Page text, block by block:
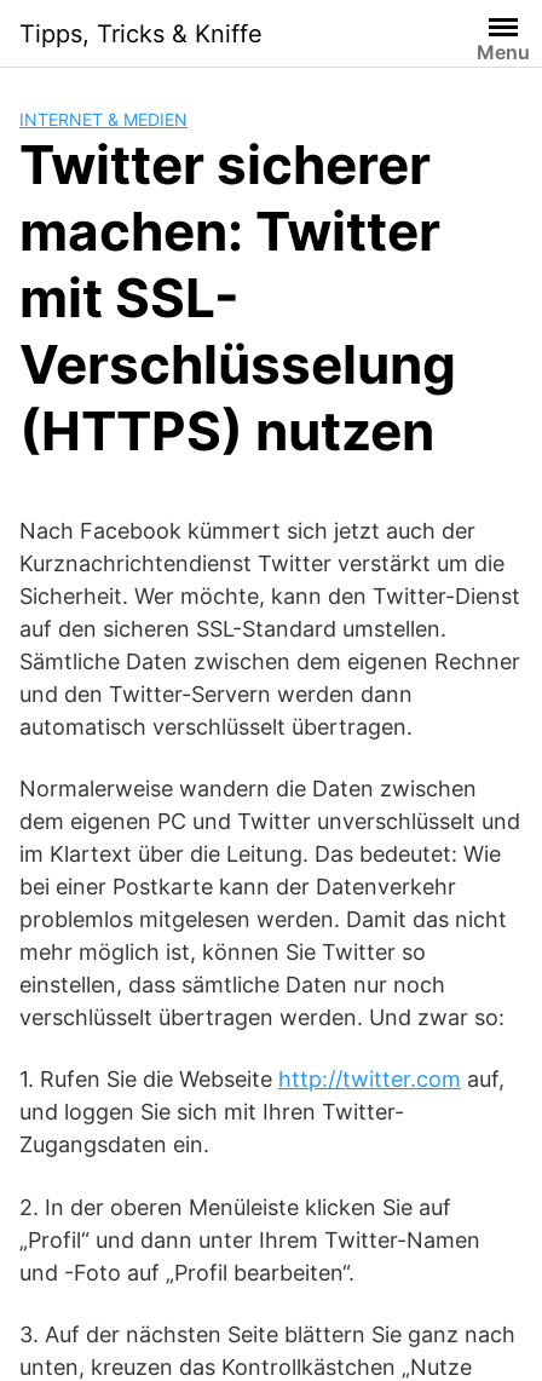
content
Tipps, Tricks & Kniffe
Menu
INTERNET & MEDIEN
Twitter sicherer
machen: Twitter
mit SSL-
Verschlüsselung
(HTTPS) nutzen
Nach Facebook kümmert sich jetzt auch der
Kurznachrichtendienst Twitter verstärkt um die
Sicherheit. Wer möchte, kann den Twitter-Dienst
auf den sicheren SSL-Standard umstellen.
Sämtliche Daten zwischen dem eigenen Rechner
und den Twitter-Servern werden dann
automatisch verschlüsselt übertragen.
Normalerweise wandern die Daten zwischen
dem eigenen PC und Twitter unverschlüsselt und
im Klartext über die Leitung. Das bedeutet: Wie
bei einer Postkarte kann der Datenverkehr
problemlos mitgelesen werden. Damit das nicht
mehr möglich ist, können Sie Twitter so
einstellen, dass sämtliche Daten nur noch
verschlüsselt übertragen werden. Und zwar so:
1. Rufen Sie die Webseite http://twitter.com auf,
und loggen Sie sich mit Ihren Twitter-
Zugangsdaten ein.
2. In der oberen Menüleiste klicken Sie auf
„Profil“ und dann unter Ihrem Twitter-Namen
und -Foto auf „Profil bearbeiten“.
3. Auf der nächsten Seite blättern Sie ganz nach
unten, kreuzen das Kontrollkästchen „Nutze